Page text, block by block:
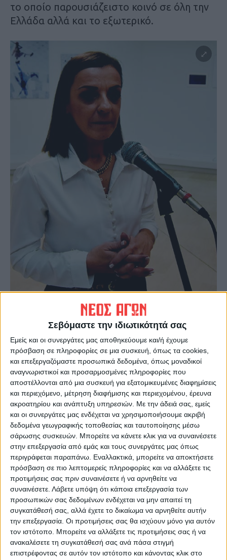
Σεβόμαστε την ιδιωτικότητά σας
Εμείς και οι συνεργάτες μας αποθηκεύουμε και/ή έχουμε
πρόσβαση σε πληροφορίες σε μια συσκευή, όπως τα cookies,
και επεξεργαζόμαστε προσωπικά δεδομένα, όπως μοναδικοί
αναγνωριστικοί και προσαρμοσμένες πληροφορίες που
αποστέλλονται από μια συσκευή για εξατομικευμένες διαφημίσεις
και περιεχόμενο, μέτρηση διαφήμισης και περιεχομένου, έρευνα
ακροατηρίου και ανάπτυξη υπηρεσιών. Με την άδειά σας, εμείς
και οι συνεργάτες μας ενδέχεται να χρησιμοποιήσουμε ακριβή
δεδομένα γεωγραφικής τοποθεσίας και ταυτοποίησης μέσω
σάρωσης συσκευών. Μπορείτε να κάνετε κλικ για να συναινέσετε
στην επεξεργασία από εμάς και τους συνεργάτες μας όπως
περιγράφεται παραπάνω. Εναλλακτικά, μπορείτε να αποκτήσετε
πρόσβαση σε πιο λεπτομερείς πληροφορίες και να αλλάξετε τις
προτιμήσεις σας πριν συναινέσετε ή να αρνηθείτε να
συναινέσετε. Λάβετε υπόψη ότι κάποια επεξεργασία των
προσωπικών σας δεδομένων ενδέχεται να μην απαιτεί τη
συγκατάθεσή σας, αλλά έχετε το δικαίωμα να αρνηθείτε αυτήν
την επεξεργασία. Οι προτιμήσεις σας θα ισχύουν μόνο για αυτόν
τον ιστότοπο. Μπορείτε να αλλάξετε τις προτιμήσεις σας ή να
ανακαλέσετε τη συγκατάθεσή σας ανά πάσα στιγμή
επιστρέφοντας σε αυτόν τον ιστότοπο και κάνοντας κλικ στο
το οποίο παρουσιάζειστο κοινό σε όλη την
Ελλάδα αλλά και το εξωτερικό.
Στην Καρδίτσα η έκθεση παρουσιάζεται σε
συνεργασία με την Περιφερειακή Ενότητα
Καρδίτσας και το ΔήμοΚαρδίτσας και θα
φιλοξενείται στη Δημοτική Πινακοθήκη
μέχρι τις 2 Νοεμβρίου.
Ο περιφερειάρχης Θεσσαλίας κ. Κ.
Αγοραστός στοχαιρετισμό του
ευχαρίστησετη φωτογράφο που
συμπεριέλαβε την Καρδίτσαστους…
σταθμούς της έκθεσής της και δίνει στο
κοινότης περιοχής τη δυνατότητανα
γνωρίσουν τους Εύζωνεςπου αποτελούν
εθνικό σύμβολο που ταυτίζεται με την
Ελληνική λεβεντιά και την εθνική
αξιοπρέπεια.
Εκ μέρους του Δήμου Καρδίτσαςστα